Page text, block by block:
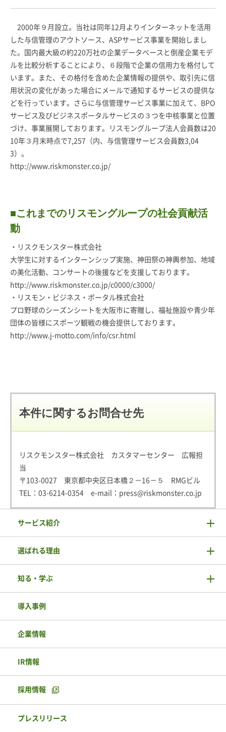
2000年９月設立。当社は同年12月よりインターネットを活用
した与信管理のアウトソース、ASPサービス事業を開始しまし
た。国内最大級の約220万社の企業データベースと倒産企業モデ
ルを比較分析することにより、６段階で企業の信用力を格付して
います。また、その格付を含めた企業情報の提供や、取引先に信
用状況の変化があった場合にメールで通知するサービスの提供な
どを行っています。さらに与信管理サービス事業に加えて、BPO
サービス及びビジネスポータルサービスの３つを中核事業と位置
づけ、事業展開しております。リスモングループ法人会員数は20
10年３月末時点で7,257（内、与信管理サービス会員数3,04
3）。
http://www.riskmonster.co.jp/
■これまでのリスモングループの社会貢献活
動
・リスクモンスター株式会社
大学生に対するインターンシップ実施、神田祭の神輿参加、地域
の美化活動、コンサートの後援などを支援しております。
http://www.riskmonster.co.jp/c0000/c3000/
・リスモン・ビジネス・ポータル株式会社
プロ野球のシーズンシートを大阪市に寄贈し、福祉施設や青少年
団体の皆様にスポーツ観戦の機会提供しております。
http://www.j-motto.com/info/csr.html
本件に関するお問合せ先
リスクモンスター株式会社 カスタマーセンター 広報担
当
〒103-0027 東京都中央区日本橋２－16－５ RMGビル
TEL： 03-6214-0354 e-mail： press@riskmonster.co.jp
サービス紹介
選ばれる理由
知る・学ぶ
導入事例
企業情報
IR情報
採用情報
プレスリリース